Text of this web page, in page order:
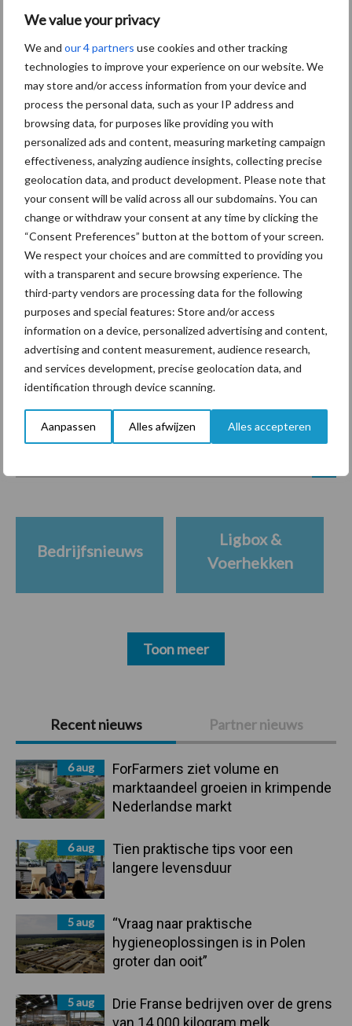
We value your privacy
We and our 4 partners use cookies and other tracking
technologies to improve your experience on our website. We
may store and/or access information from your device and
process the personal data, such as your IP address and
browsing data, for purposes like providing you with
personalized ads and content, measuring marketing campaign
effectiveness, analyzing audience insights, collecting precise
geolocation data, and product development. Please note that
your consent will be valid across all our subdomains. You can
change or withdraw your consent at any time by clicking the
“Consent Preferences” button at the bottom of your screen.
We respect your choices and are committed to providing you
with a transparent and secure browsing experience. The
third-party vendors are processing data for the following
purposes and special features: Store and/or access
information on a device, personalized advertising and content,
advertising and content measurement, audience research,
and services development, precise geolocation data, and
identification through device scanning.
Aanpassen Alles afwijzen Alles accepteren
Primaire
Sidebar
Recent nieuws Partner nieuws
6 aug
ForFarmers ziet volume en
marktaandeel groeien in krimpende
Nederlandse markt
6 aug
Tien praktische tips voor een
langere levensduur
5 aug
“Vraag naar praktische
hygieneoplossingen is in Polen
groter dan ooit”
5 aug
Drie Franse bedrijven over de grens
van 14.000 kilogram melk
Aanbevolen voor jou!
ForFarmers ziet volume en
marktaandeel groeien in
krimpende Nederlandse
markt
Tien praktische tips voor
een langere levensduur
“Vraag naar praktische
hygieneoplossingen is in
Polen groter dan ooit”
Themapagina's
Bedrijfsnieuws
Ligbox &
Voerhekken
Toon meer